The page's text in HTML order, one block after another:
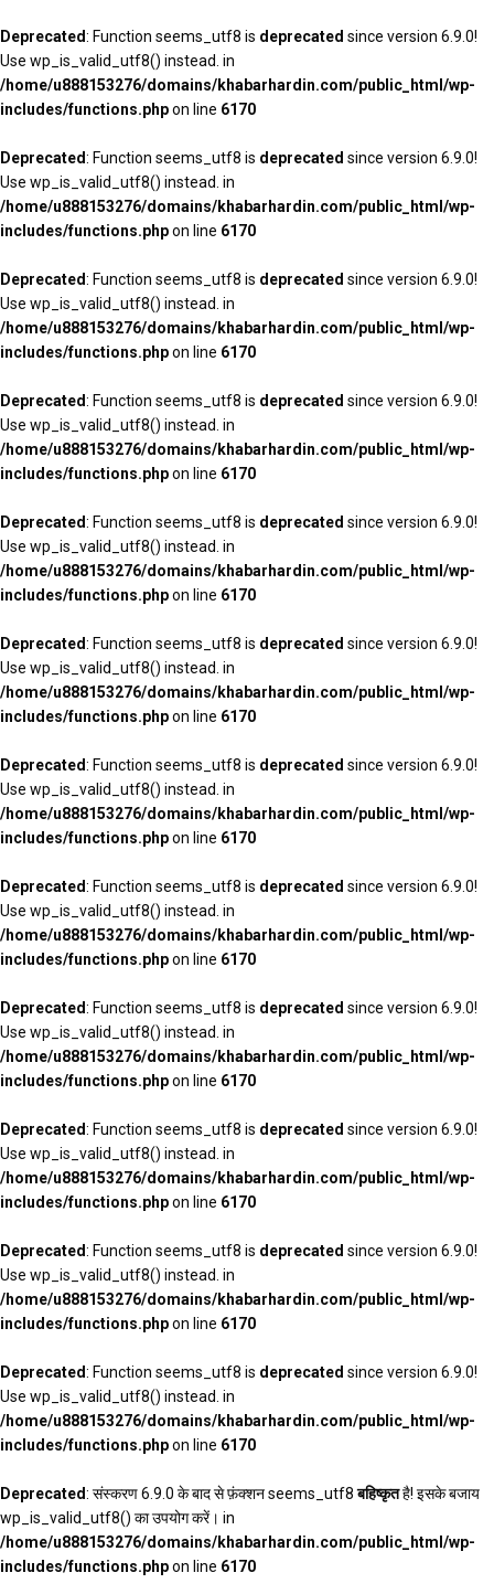
Deprecated: Function seems_utf8 is deprecated since version 6.9.0!
Use wp_is_valid_utf8() instead. in
/home/u888153276/domains/khabarhardin.com/public_html/wp-
includes/functions.phpon line 6170
Deprecated: Function seems_utf8 is deprecated since version 6.9.0!
Use wp_is_valid_utf8() instead. in
/home/u888153276/domains/khabarhardin.com/public_html/wp-
includes/functions.phpon line 6170
Deprecated: Function seems_utf8 is deprecated since version 6.9.0!
Use wp_is_valid_utf8() instead. in
/home/u888153276/domains/khabarhardin.com/public_html/wp-
includes/functions.phpon line 6170
Deprecated: Function seems_utf8 is deprecated since version 6.9.0!
Use wp_is_valid_utf8() instead. in
/home/u888153276/domains/khabarhardin.com/public_html/wp-
includes/functions.phpon line 6170
Deprecated: Function seems_utf8 is deprecated since version 6.9.0!
Use wp_is_valid_utf8() instead. in
/home/u888153276/domains/khabarhardin.com/public_html/wp-
includes/functions.phpon line 6170
Deprecated: Function seems_utf8 is deprecated since version 6.9.0!
Use wp_is_valid_utf8() instead. in
/home/u888153276/domains/khabarhardin.com/public_html/wp-
includes/functions.phpon line 6170
Deprecated: Function seems_utf8 is deprecated since version 6.9.0!
Use wp_is_valid_utf8() instead. in
/home/u888153276/domains/khabarhardin.com/public_html/wp-
includes/functions.phpon line 6170
Deprecated: Function seems_utf8 is deprecated since version 6.9.0!
Use wp_is_valid_utf8() instead. in
/home/u888153276/domains/khabarhardin.com/public_html/wp-
includes/functions.phpon line 6170
Deprecated: Function seems_utf8 is deprecated since version 6.9.0!
Use wp_is_valid_utf8() instead. in
/home/u888153276/domains/khabarhardin.com/public_html/wp-
includes/functions.phpon line 6170
Deprecated: Function seems_utf8 is deprecated since version 6.9.0!
Use wp_is_valid_utf8() instead. in
/home/u888153276/domains/khabarhardin.com/public_html/wp-
includes/functions.phpon line 6170
Deprecated: Function seems_utf8 is deprecated since version 6.9.0!
Use wp_is_valid_utf8() instead. in
/home/u888153276/domains/khabarhardin.com/public_html/wp-
includes/functions.phpon line 6170
Deprecated: Function seems_utf8 is deprecated since version 6.9.0!
Use wp_is_valid_utf8() instead. in
/home/u888153276/domains/khabarhardin.com/public_html/wp-
includes/functions.phpon line 6170
Deprecated: संस्करण 6.9.0 के बाद से फ़ंक्शन seems_utf8बहिष्कृतहै! इसके बजाय
wp_is_valid_utf8() का उपयोग करें। in
/home/u888153276/domains/khabarhardin.com/public_html/wp-
includes/functions.phpon line 6170